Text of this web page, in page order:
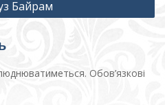
Байрам
Обов’язкові